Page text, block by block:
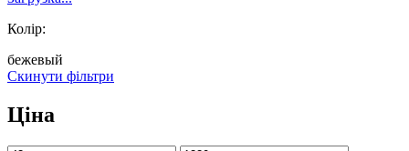
Колір:
бежевый
Скинути фільтри
Ціна